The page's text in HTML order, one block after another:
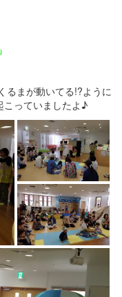
るまが動いてる!?ように
こっていましたよ♪